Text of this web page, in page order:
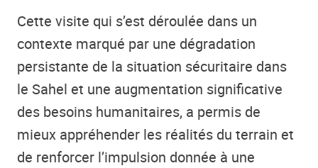
Cette visite qui s’est déroulée dans un
contexte marqué par une dégradation
persistante de la situation sécuritaire dans
le Sahel et une augmentation significative
des besoins humanitaires, a permis de
mieux appréhender les réalités du terrain et
de renforcer l’impulsion donnée à une